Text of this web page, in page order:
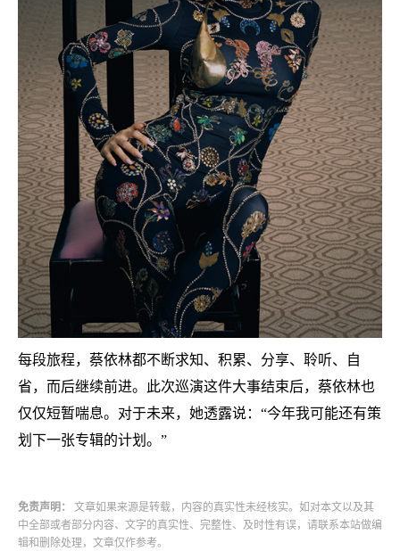
每段旅程，蔡依林都不断求知、积累、分享、聆听、自
省，而后继续前进。此次巡演这件大事结束后，蔡依林也
仅仅短暂喘息。对于未来，她透露说： “今年我可能还有策
划下一张专辑的计划。”
免责声明：
文章如果来源是转载，内容的真实性未经核实。如对本文以及其
中全部或者部分内容、文字的真实性、完整性、及时性有误，请联系本站做编
辑和删除处理，文章仅作参考。